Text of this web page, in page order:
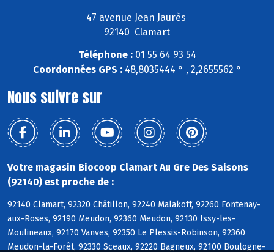
47 avenue Jean Jaurès
92140 Clamart
Téléphone :01 55 64 93 54
Coordonnées GPS :48,8035444 ° , 2,2655562 °
Nous suivre sur
Votre magasin Biocoop Clamart Au Gre Des Saisons
(92140) est proche de :
92140 Clamart, 92320 Châtillon, 92240 Malakoff, 92260 Fontenay-
aux-Roses, 92190 Meudon, 92360 Meudon, 92130 Issy-les-
Moulineaux, 92170 Vanves, 92350 Le Plessis-Robinson, 92360
Meudon-la-Forêt, 92330 Sceaux, 92220 Bagneux, 92100 Boulogne-